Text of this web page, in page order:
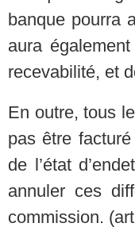
banque pourra
aura
recevabilité, et
En outre, tous
pas être
de l’état
annuler ces
commission.